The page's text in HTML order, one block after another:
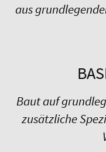
aus
Baut auf
zusätzliche